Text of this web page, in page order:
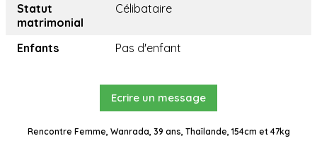
Statut
matrimonial
Célibataire
Enfants Pas d'enfant
Ecrire un message
Rencontre Femme, Wanrada, 39 ans, Thaïlande, 154cm et 47kg